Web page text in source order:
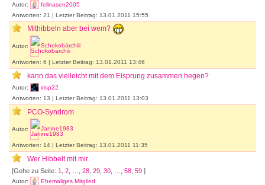
Autor:
fellnasen2005
Antworten: 21 | Letzter Beitrag: 13.01.2011 15:55
Mithibbeln aber bei wem?
Autor: Schokobärchiii
Antworten: 6 | Letzter Beitrag: 13.01.2011 13:46
kann das vielleicht mit dem Eisprung zusammen hegen?
Autor:
irisp22
Antworten: 13 | Letzter Beitrag: 13.01.2011 13:03
PCO-Syndrom
Autor: Janine1983
Antworten: 14 | Letzter Beitrag: 13.01.2011 11:35
Wer Hibbelt mit mir
[Gehe zu Seite: 1 2 28 29 30 58 59 ]
Autor:
Ehemaliges Mitglied